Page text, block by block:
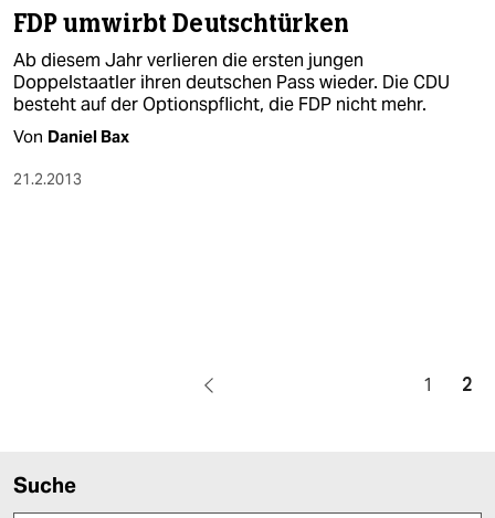
FDP umwirbt Deutschtürken
Ab diesem Jahr verlieren die ersten jungen
Doppelstaatler ihren deutschen Pass wieder. Die CDU
besteht auf der Optionspflicht, die FDP nicht mehr.
Von Daniel Bax
21.2.2013
1 2
Suche